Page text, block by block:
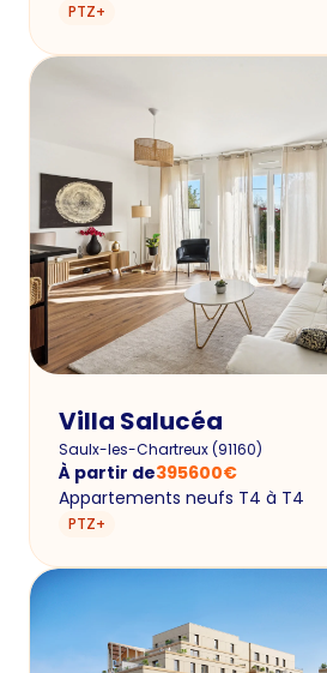
PTZ+
Villa Salucéa
Saulx-les-Chartreux(91160)
À partir de395600€
Appartements neufs T4 à T4
PTZ+